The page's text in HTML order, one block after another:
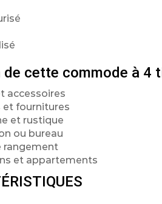
cette commode à 4
accessoires
et fournitures
et rustique
ou bureau
rangement
et appartements